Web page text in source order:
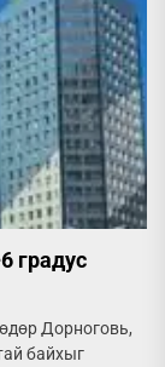
градус
Дорноговь,
байхыг